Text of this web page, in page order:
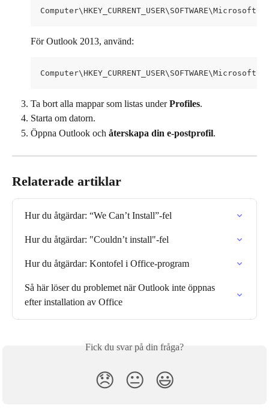
För Outlook 2013, använd:
Ta bort alla mappar som listas under Profiles.
Starta om datorn.
Öppna Outlook och återskapa din e-postprofil.
Relaterade artiklar
Hur du åtgärdar: “We Can’t Install”-fel
Hur du åtgärdar: "Couldn’t install"-fel
Hur du åtgärdar: Konto­fel i Office-program
Så här löser du problemet när Outlook inte öppnas
efter installation av Office
Fick du svar på din fråga?
😞 😐 😃